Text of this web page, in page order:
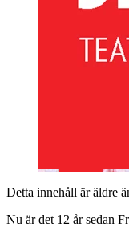
Detta innehåll är äldre
Nu är det 12 år sedan